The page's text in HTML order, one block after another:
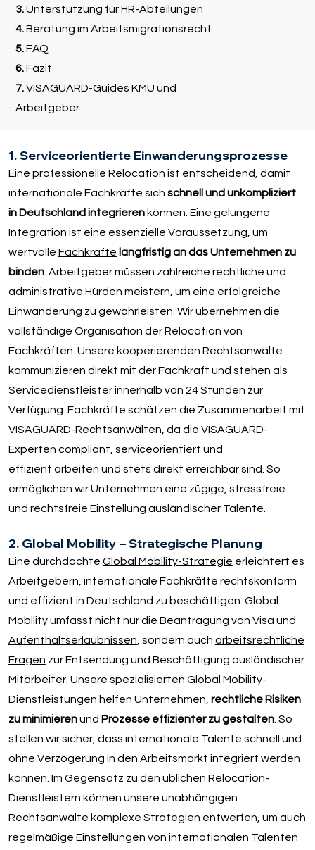
3.Unterstützung für HR-Abteilungen
4.Beratung im Arbeitsmigrationsrecht
5.FAQ
6.Fazit
7.VISAGUARD-Guides KMU und
Arbeitgeber
1. Serviceorientierte Einwanderungsprozesse
Eine professionelle Relocation ist entscheidend, damit
internationale Fachkräfte sichschnell und unkompliziert
in Deutschland integrieren können. Eine gelungene
Integration ist eine essenzielle Voraussetzung, um
wertvolleFachkräfte langfristig an das Unternehmen zu
binden. Arbeitgeber müssen zahlreiche rechtliche und
administrative Hürden meistern, um eine erfolgreiche
Einwanderung zu gewährleisten. Wir übernehmen die
vollständige Organisation der Relocation von
Fachkräften. Unsere kooperierenden Rechtsanwälte
kommunizieren direkt mit der Fachkraft und stehen als
Servicedienstleister innerhalb von 24 Stunden zur
Verfügung. Fachkräfte schätzen die Zusammenarbeit mit
VISAGUARD-Rechtsanwälten, da die VISAGUARD-
Experten compliant, serviceorientiert und
effizient arbeiten und stets direkt erreichbar sind. So
ermöglichen wir Unternehmen eine zügige, stressfreie
und rechtsfreie Einstellung ausländischer Talente.
2. Global Mobility – Strategische Planung
Eine durchdachte Global Mobility-Strategie erleichtert es
Arbeitgebern, internationale Fachkräfte rechtskonform
und effizient in Deutschland zu beschäftigen. Global
Mobility umfasst nicht nur die Beantragung von Visa und
Aufenthaltserlaubnissen , sondern auch arbeitsrechtliche
Fragen zur Entsendung und Beschäftigung ausländischer
Mitarbeiter. Unsere spezialisierten Global Mobility-
Dienstleistungen helfen Unternehmen, rechtliche Risiken
zu minimierenund Prozesse effizienter zu gestalten. So
stellen wir sicher, dass internationale Talente schnell und
ohne Verzögerung in den Arbeitsmarkt integriert werden
können. Im Gegensatz zu den üblichen Relocation-
Dienstleistern können unsere unabhängigen
Rechtsanwälte komplexe Strategien entwerfen, um auch
regelmäßige Einstellungen von internationalen Talenten